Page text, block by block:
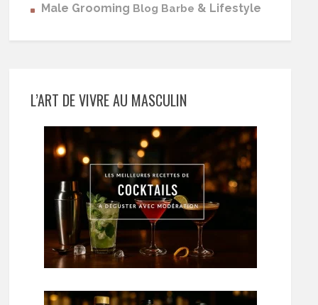
Male Grooming Blog Barbe & Lifestyle
L’ART DE VIVRE AU MASCULIN